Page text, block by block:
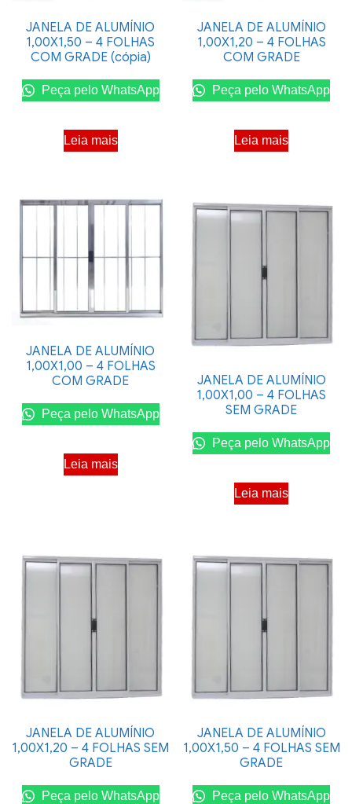
JANELA DE ALUMÍNIO
1,00X1,50 – 4 FOLHAS
COM GRADE (cópia)
Peça pelo WhatsApp
Leia mais
JANELA DE ALUMÍNIO
1,00X1,20 – 4 FOLHAS
COM GRADE
Peça pelo WhatsApp
Leia mais
JANELA DE ALUMÍNIO
1,00X1,00 – 4 FOLHAS
COM GRADE
Peça pelo WhatsApp
Leia mais
JANELA DE ALUMÍNIO
1,00X1,00 – 4 FOLHAS
SEM GRADE
Peça pelo WhatsApp
Leia mais
JANELA DE ALUMÍNIO
1,00X1,20 – 4 FOLHAS SEM
GRADE
Peça pelo WhatsApp
JANELA DE ALUMÍNIO
1,00X1,50 – 4 FOLHAS SEM
GRADE
Peça pelo WhatsApp